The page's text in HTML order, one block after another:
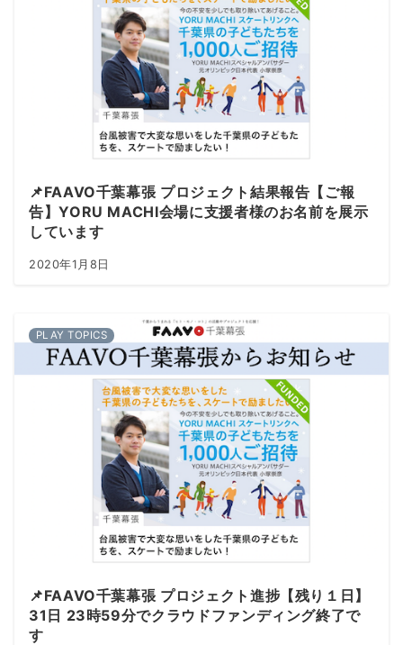
📌FAAVO千葉幕張 プロジェクト結果報告【ご報
告】YORU MACHI会場に支援者様のお名前を展示
しています
2020年1月8日
PLAY TOPICS
📌FAAVO千葉幕張 プロジェクト進捗【残り１日】
31日 23時59分でクラウドファンディング終了で
す